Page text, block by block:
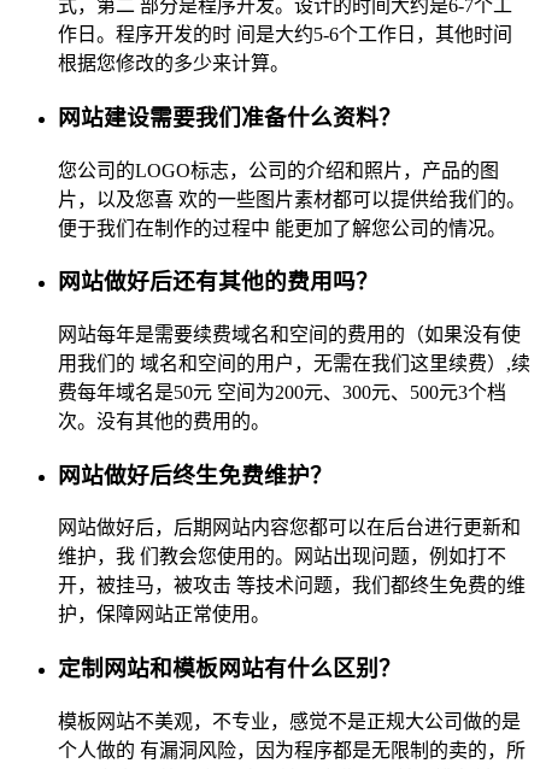
式，第二 部分是程序开发。设计的时间大约是6-7个工
作日。程序开发的时 间是大约5-6个工作日，其他时间
根据您修改的多少来计算。
网站建设需要我们准备什么资料？
您公司的LOGO标志，公司的介绍和照片，产品的图
片，以及您喜 欢的一些图片素材都可以提供给我们的。
便于我们在制作的过程中 能更加了解您公司的情况。
网站做好后还有其他的费用吗？
网站每年是需要续费域名和空间的费用的（如果没有使
用我们的 域名和空间的用户，无需在我们这里续费）,续
费每年域名是50元 空间为200元、300元、500元3个档
次。没有其他的费用的。
网站做好后终生免费维护？
网站做好后，后期网站内容您都可以在后台进行更新和
维护，我 们教会您使用的。网站出现问题，例如打不
开，被挂马，被攻击 等技术问题，我们都终生免费的维
护，保障网站正常使用。
定制网站和模板网站有什么区别？
模板网站不美观，不专业，感觉不是正规大公司做的是
个人做的 有漏洞风险，因为程序都是无限制的卖的，所